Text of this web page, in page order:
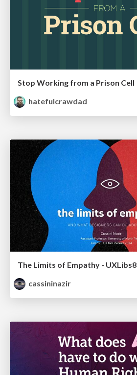
Stop Working from a Prison Cell
hatefulcrawdad
The Limits of Empathy - UXLibs8
cassininazir